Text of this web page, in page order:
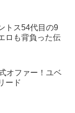
トス54代目の9
ロも背負った伝
オファー！ユベ
ード